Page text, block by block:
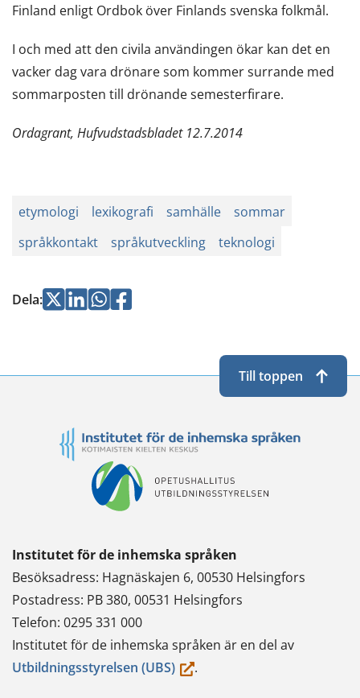
Finland enligt Ordbok över Finlands svenska folkmål.
I och med att den civila användingen ökar kan det en
vacker dag vara drönare som kommer surrande med
sommarposten till drönande semesterfirare.
Ordagrant, Hufvudstadsbladet 12.7.2014
etymologi lexikografi samhälle
sommar
språkkontakt
språkutveckling teknologi
Dela:Jaa Jaa Jaa
Jaa
Institutet för de inhemska språken
Besöksadress: Hagnäskajen 6, 00530 Helsingfors
Postadress: PB 380, 00531 Helsingfors
Telefon: 0295 331 000
Institutet för de inhemska språken är en del av
Utbildningsstyrelsen (UBS)(du.
Till toppen